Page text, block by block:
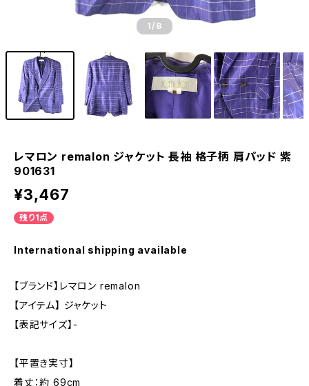
1 /8
レマロン remalon ジャケット 長袖 格子柄 肩パッド 紫
901631
¥3,467
残り1点
International shipping available
【ブランド】レマロン remalon
【アイテム】 ジャケット
【表記サイズ】-
【平置き実寸】
着丈：約 69cm